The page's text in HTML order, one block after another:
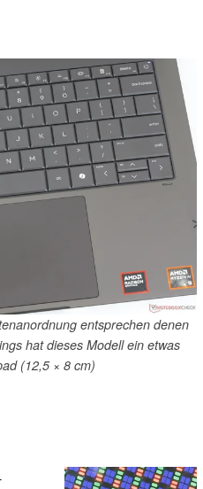
entsprechen denen
hat dieses Modell ein etwas
(12,5 × 8 cm)